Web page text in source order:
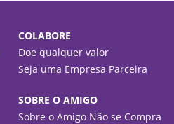
COLABORE
Doe qualquer valor
Seja uma Empresa Parceira
SOBRE O AMIGO
Sobre o Amigo Não se Compra